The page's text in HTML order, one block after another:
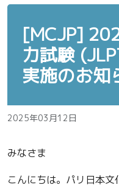
[MCJP]
力試験
実施のお知
2025年03月12日
みなさま
こんにちは。パリ日本文